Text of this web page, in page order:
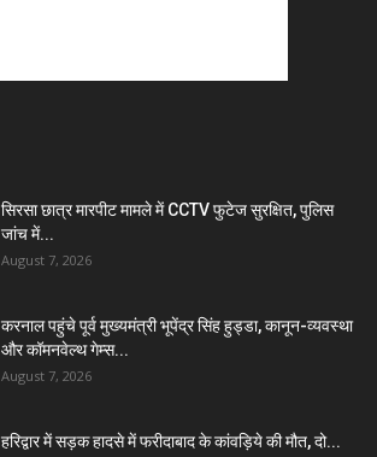
सिरसा छात्र मारपीट मामले में CCTV फुटेज सुरक्षित, पुलिस
जांच में...
August 7, 2026
करनाल पहुंचे पूर्व मुख्यमंत्री भूपेंद्र सिंह हुड्डा, कानून-व्यवस्था
और कॉमनवेल्थ गेम्स...
August 7, 2026
हरिद्वार में सड़क हादसे में फरीदाबाद के कांवड़िये की मौत, दो...